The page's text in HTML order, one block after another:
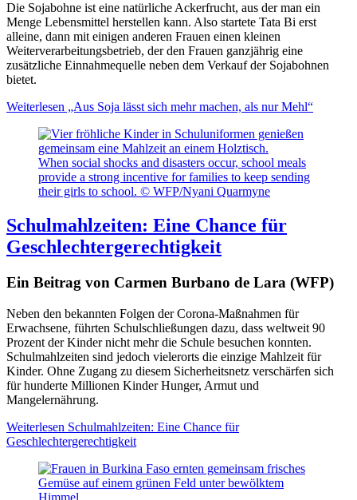
Die Sojabohne ist eine natürliche Ackerfrucht, aus der man ein
Menge Lebensmittel herstellen kann. Also startete Tata Bi erst
alleine, dann mit einigen anderen Frauen einen kleinen
Weiterverarbeitungsbetrieb, der den Frauen ganzjährig eine
zusätzliche Einnahmequelle neben dem Verkauf der Sojabohnen
bietet.
Weiterlesen „Aus Soja lässt sich mehr machen, als nur Mehl“
When social shocks and disasters occur, school meals
provide a strong incentive for families to keep sending
their girls to school. © WFP/Nyani Quarmyne
Schulmahlzeiten: Eine Chance für
Geschlechtergerechtigkeit
Ein Beitrag von Carmen Burbano de Lara (WFP)
Neben den bekannten Folgen der Corona-Maßnahmen für
Erwachsene, führten Schulschließungen dazu, dass weltweit 90
Prozent der Kinder nicht mehr die Schule besuchen konnten.
Schulmahlzeiten sind jedoch vielerorts die einzige Mahlzeit für
Kinder. Ohne Zugang zu diesem Sicherheitsnetz verschärfen sich
für hunderte Millionen Kinder Hunger, Armut und
Mangelernährung.
Weiterlesen Schulmahlzeiten: Eine Chance für
Geschlechtergerechtigkeit